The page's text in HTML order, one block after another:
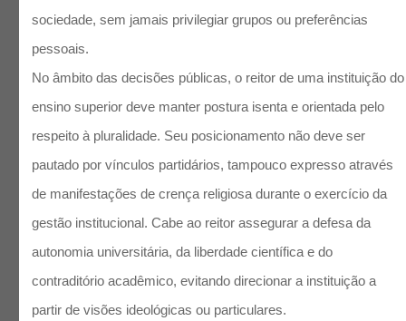
sociedade, sem jamais privilegiar grupos ou preferências
pessoais.
No âmbito das decisões públicas, o reitor de uma instituição do
ensino superior deve manter postura isenta e orientada pelo
respeito à pluralidade. Seu posicionamento não deve ser
pautado por vínculos partidários, tampouco expresso através
de manifestações de crença religiosa durante o exercício da
gestão institucional. Cabe ao reitor assegurar a defesa da
autonomia universitária, da liberdade científica e do
contraditório acadêmico, evitando direcionar a instituição a
partir de visões ideológicas ou particulares.